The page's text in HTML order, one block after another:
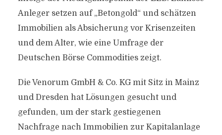
Anleger setzen auf „Betongold“ und schätzen
Immobilien als Absicherung vor Krisenzeiten
und dem Alter, wie eine Umfrage der
Deutschen Börse Commodities zeigt.
Die Venorum GmbH & Co. KG mit Sitz in Mainz
und Dresden hat Lösungen gesucht und
gefunden, um der stark gestiegenen
Nachfrage nach Immobilien zur Kapitalanlage